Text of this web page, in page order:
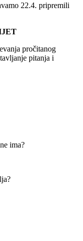
22.4. pripremili
pročitanog
pitanja i
ima?